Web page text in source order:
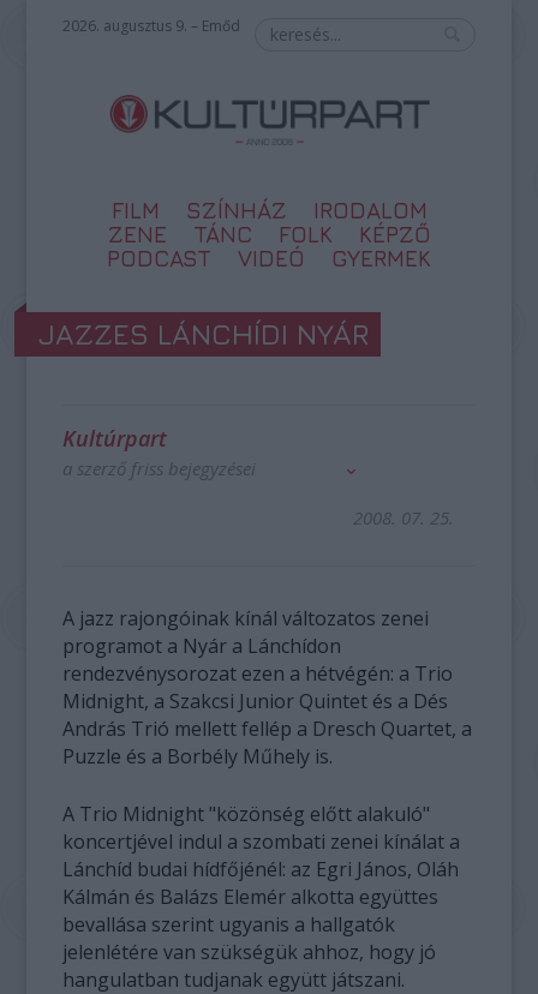
2026. augusztus 9. – Emőd
FILM SZÍNHÁZ
IRODALOM
ZENE
TÁNC FOLK
KÉPZŐ
PODCAST
VIDEÓ GYERMEK
JAZZES LÁNCHÍDI NYÁR
Kultúrpart
a szerző friss bejegyzései
2008. 07. 25.
A jazz rajongóinak kínál változatos zenei
programot a Nyár a Lánchídon
rendezvénysorozat ezen a hétvégén: a Trio
Midnight, a Szakcsi Junior Quintet és a Dés
András Trió mellett fellép a Dresch Quartet, a
Puzzle és a Borbély Műhely is.
A Trio Midnight "közönség előtt alakuló"
koncertjével indul a szombati zenei kínálat a
Lánchíd budai hídfőjénél: az Egri János, Oláh
Kálmán és Balázs Elemér alkotta együttes
bevallása szerint ugyanis a hallgatók
jelenlétére van szükségük ahhoz, hogy jó
hangulatban tudjanak együtt játszani.